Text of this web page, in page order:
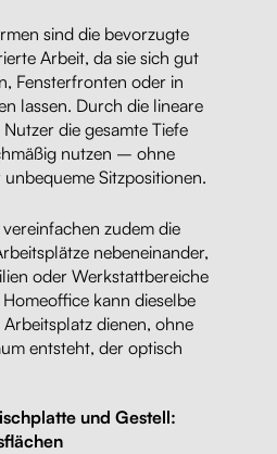
sind die bevorzugte
Arbeit, da sie sich gut
Fensterfronten oder in
lassen. Durch die lineare
die gesamte Tiefe
nutzen – ohne
Sitzpositionen.
zudem die
nebeneinander,
oder Werkstattbereiche
kann dieselbe
dienen, ohne
entsteht, der optisch
und Gestell: